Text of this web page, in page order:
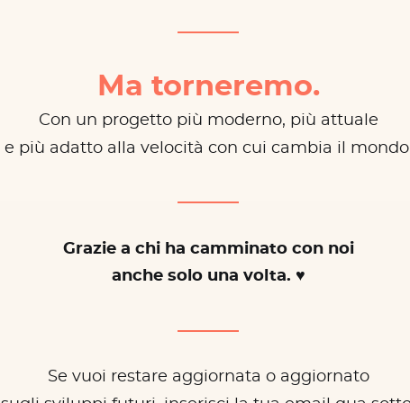
Ma torneremo.
Con un progetto più moderno, più attuale
e più adatto alla velocità con cui cambia il
Grazie a chi ha camminato con noi
anche solo una volta. ♥
Se vuoi restare aggiornata o aggiornato